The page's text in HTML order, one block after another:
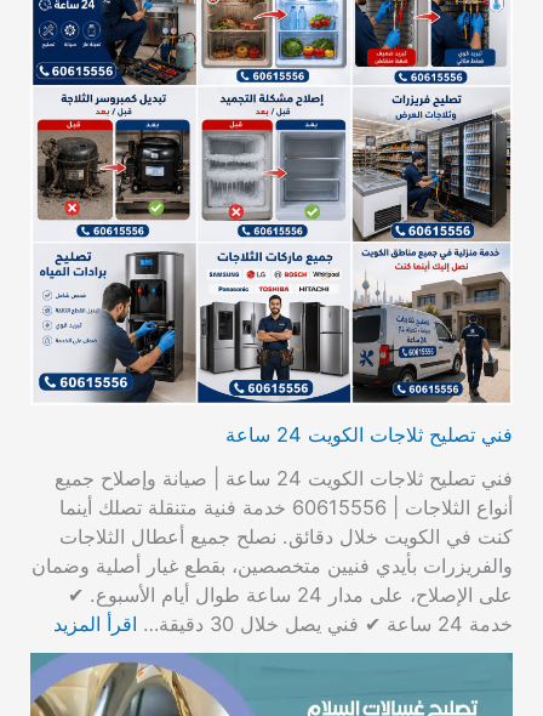
فني تصليح ثلاجات الكويت 24 ساعة
فني تصليح ثلاجات الكويت 24 ساعة | صيانة وإصلاح جميع
أنواع الثلاجات | 60615556 خدمة فنية متنقلة تصلك أينما
كنت في الكويت خلال دقائق. نصلح جميع أعطال الثلاجات
والفريزرات بأيدي فنيين متخصصين، بقطع غيار أصلية وضمان
على الإصلاح، على مدار 24 ساعة طوال أيام الأسبوع. ✔
خدمة 24 ساعة ✔ فني يصل خلال 30 دقيقة…
اقرأ المزيد